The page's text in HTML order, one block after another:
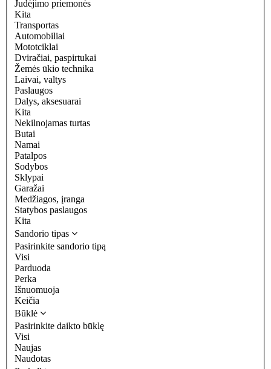
Judėjimo priemonės
Kita
Transportas
Automobiliai
Mototciklai
Dviračiai, paspirtukai
Žemės ūkio technika
Laivai, valtys
Paslaugos
Dalys, aksesuarai
Kita
Nekilnojamas turtas
Butai
Namai
Patalpos
Sodybos
Sklypai
Garažai
Medžiagos, įranga
Statybos paslaugos
Kita
Sandorio tipas
Pasirinkite sandorio tipą
Visi
Parduoda
Perka
Išnuomuoja
Keičia
Būklė
Pasirinkite daikto būklę
Visi
Naujas
Naudotas